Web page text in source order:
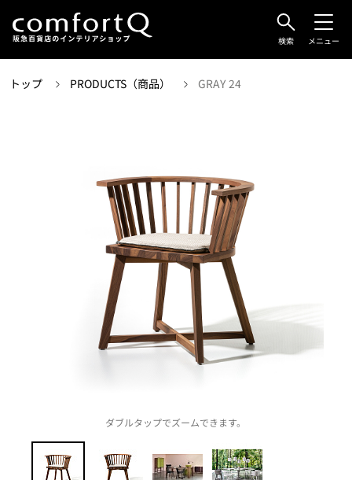
検索 メニュー
トップ PRODUCTS（商品） GRAY 24
ダブルタップでズームできます。